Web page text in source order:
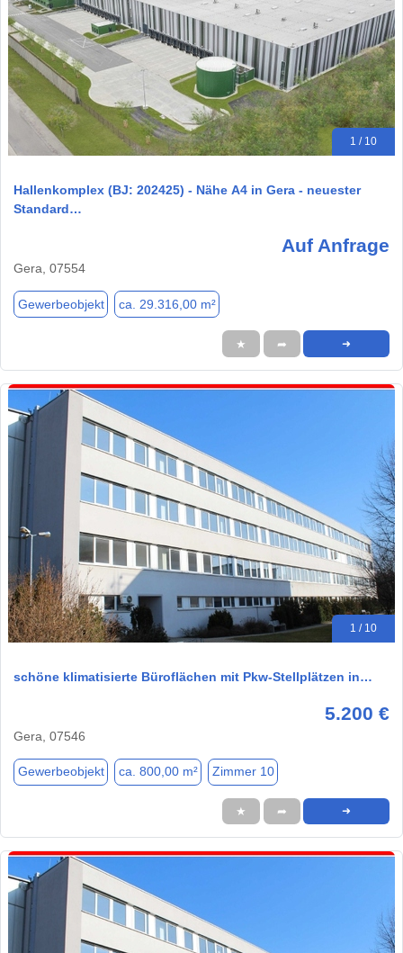
1 / 10
Hallenkomplex (BJ: 202425) - Nähe A4 in Gera - neuester
Standard…
Auf Anfrage
Gera, 07554
Gewerbeobjekt ca. 29.316,00 m²
★ ➦ ➜
1 / 10
schöne klimatisierte Büroflächen mit Pkw-Stellplätzen in…
5.200 €
Gera, 07546
Gewerbeobjekt ca. 800,00 m² Zimmer 10
★ ➦ ➜